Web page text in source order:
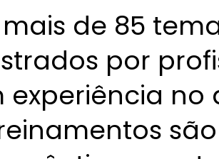
de 85
por
experiência